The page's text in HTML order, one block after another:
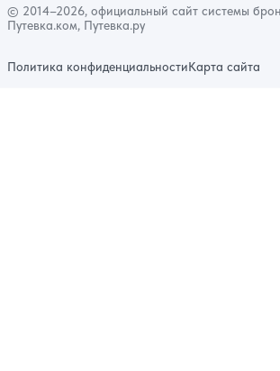
© 2014–2026, официальный сайт системы
Путевка.ком, Путевка.ру
Политика конфиденциальностиКарта сайта